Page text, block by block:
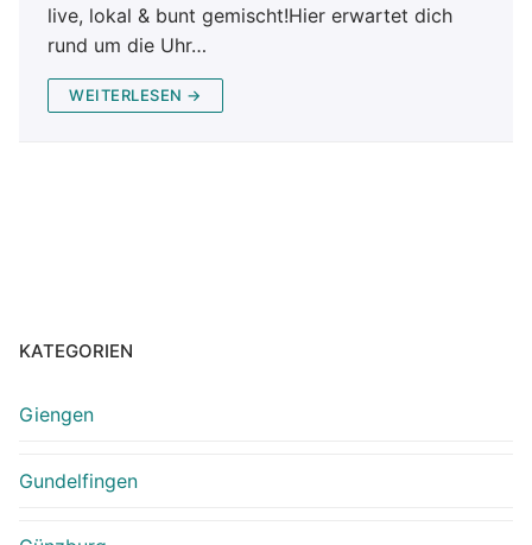
live, lokal & bunt gemischt!Hier erwartet dich
rund um die Uhr…
WEITERLESEN →
KATEGORIEN
Giengen
Gundelfingen